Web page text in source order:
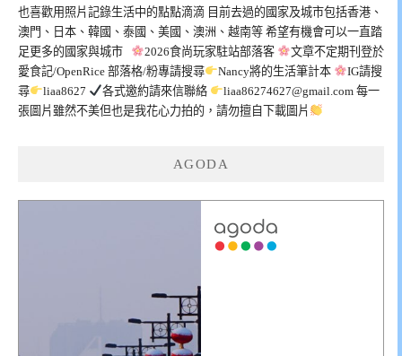
也喜歡用照片記錄生活中的點點滴滴 目前去過的國家及城市包括香港、
澳門、日本、韓國、泰國、美國、澳洲、越南等 希望有機會可以一直踏
足更多的國家與城市
2026食尚玩家駐站部落客
文章不定期刊登於
愛食記/OpenRice 部落格/粉專請搜尋
Nancy將的生活筆計本
IG請搜
尋
liaa8627 各式邀約請來信聯絡 liaa86274627@gmail.com每一
張圖片雖然不美但也是我花心力拍的，請勿擅自下載圖片
AGODA